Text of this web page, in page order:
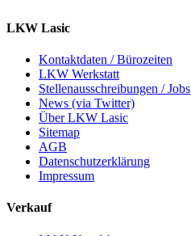
LKW Lasic
Kontaktdaten / Bürozeiten
LKW Werkstatt
Stellenausschreibungen / Jobs
News (via Twitter)
Über LKW Lasic
Sitemap
AGB
Datenschutzerklärung
Impressum
Verkauf